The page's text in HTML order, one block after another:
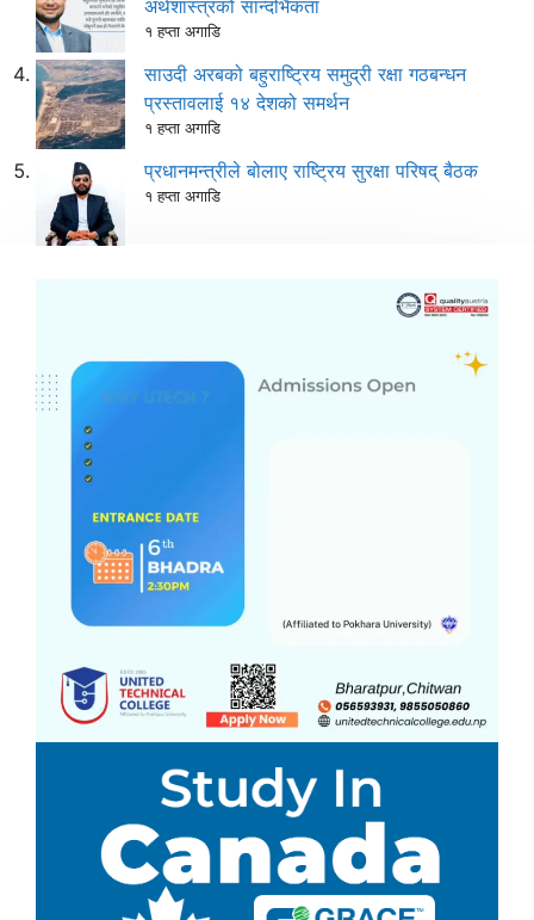
अर्थशास्त्रको सान्दर्भिकता
१ हप्ता अगाडि
साउदी अरबको बहुराष्ट्रिय समुद्री रक्षा गठबन्धन
प्रस्तावलाई १४ देशको समर्थन
१ हप्ता अगाडि
प्रधानमन्त्रीले बोलाए राष्ट्रिय सुरक्षा परिषद् बैठक
१ हप्ता अगाडि